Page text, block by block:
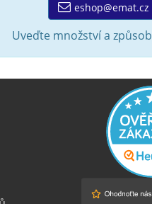
eshop@emat.cz
Uveďte množství a